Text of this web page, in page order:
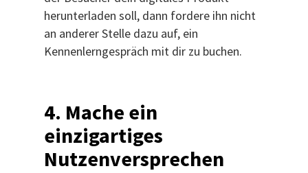
herunterladen soll, dann fordere ihn nicht
an anderer Stelle dazu auf, ein
Kennenlerngespräch mit dir zu buchen.
4. Mache ein
einzigartiges
Nutzenversprechen